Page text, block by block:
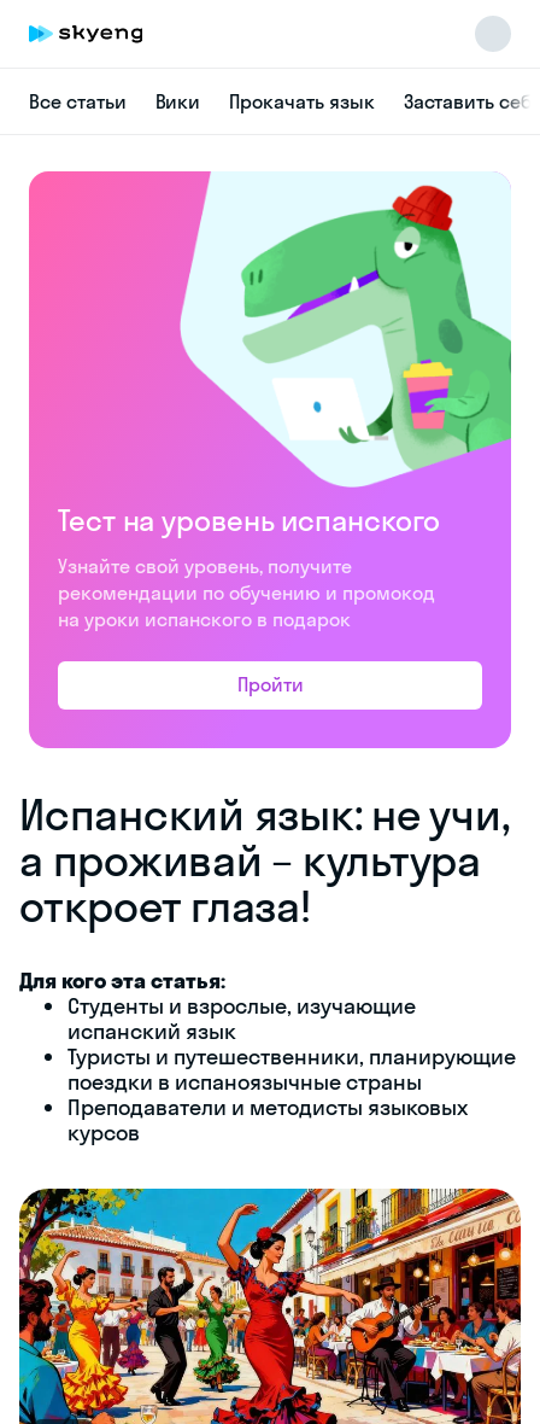
Все статьи Вики Прокачать язык Заставить
Тест на уровень испанского
Узнайте свой уровень, получите
рекомендации по обучению и промокод
на уроки испанского в подарок
Пройти
Испанский язык: не учи,
а проживай – культура
откроет глаза!
Для кого эта статья:
Студенты и взрослые, изучающие
испанский язык
Туристы и путешественники, планирующие
поездки в испаноязычные страны
Преподаватели и методисты языковых
курсов